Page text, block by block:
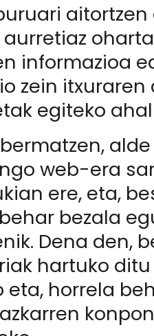
aitortzen
informazioa
zein
egiteko
web-era
ere, eta,
bezala
Dena den,
hartuko
eta, horrela